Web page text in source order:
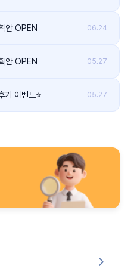
안 OPEN 06.24
안 OPEN 05.27
기 이벤트⭐ 05.27